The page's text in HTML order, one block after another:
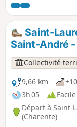
communes de
André
Saint-
Saint-André
Collectivité
9,66 km
3h 05
Facile
Départ à Saint-
(Charente)